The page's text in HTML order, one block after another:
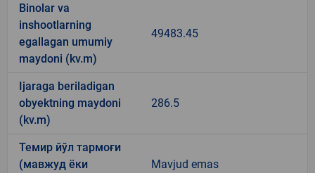
Binolar va
inshootlarning
egallagan umumiy
maydoni (kv.m)
49483.45
Ijaraga beriladigan
obyektning maydoni
(kv.m)
286.5
Темир йўл тармоғи
(мавжуд ёки
Mavjud emas